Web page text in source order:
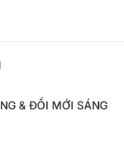
& ĐỔI MỚI SÁNG